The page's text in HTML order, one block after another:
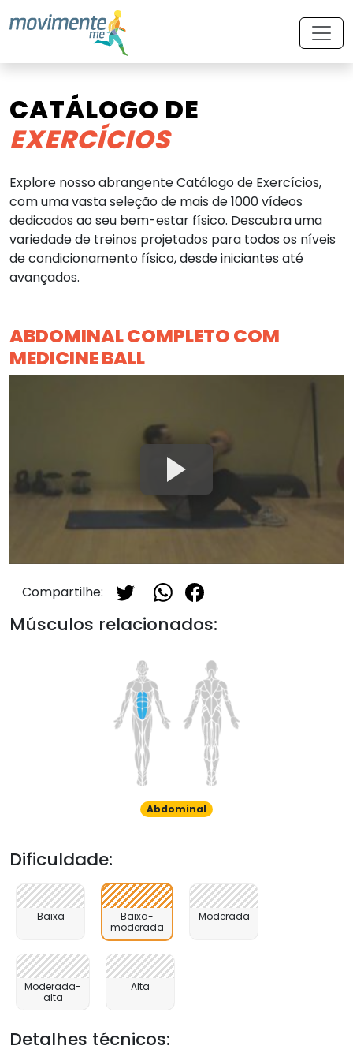
CATÁLOGO DE
EXERCÍCIOS
Explore nosso abrangente Catálogo de Exercícios,
com uma vasta seleção de mais de 1000 vídeos
dedicados ao seu bem-estar físico. Descubra uma
variedade de treinos projetados para todos os níveis
de condicionamento físico, desde iniciantes até
avançados.
ABDOMINAL COMPLETO COM
MEDICINE BALL
Compartilhe:
Músculos relacionados:
Abdominal
Dificuldade:
Baixa
Baixa-
moderada
Moderada
Moderada-
alta
Alta
Detalhes técnicos: